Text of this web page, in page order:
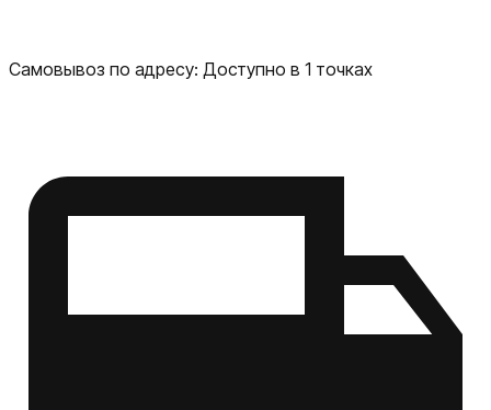
Самовывоз по адресу: Доступно в 1 точках